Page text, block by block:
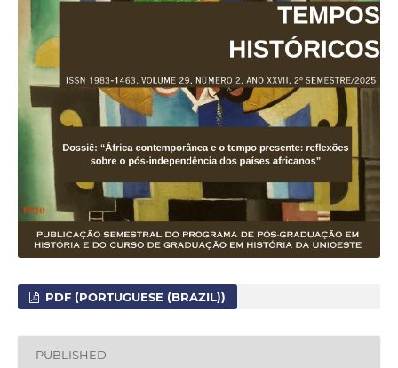
PDF (PORTUGUESE (BRAZIL))
PUBLISHED